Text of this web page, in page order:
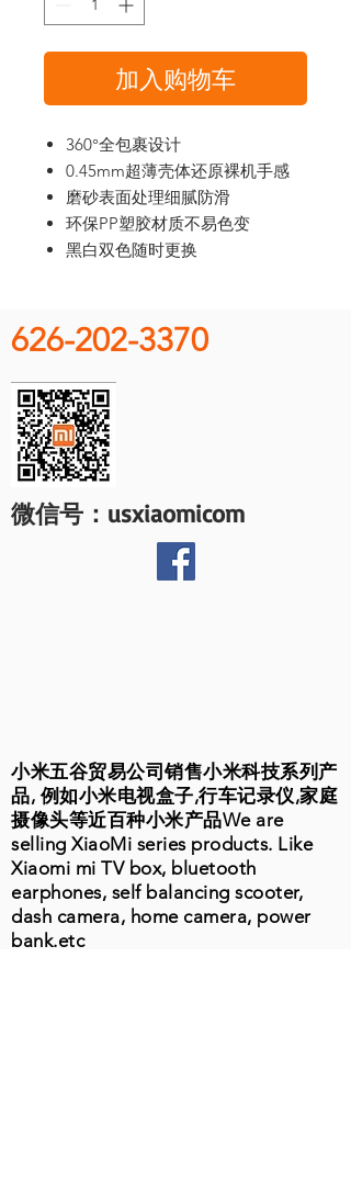
加入购物车
360°全包裹设计
0.45mm超薄壳体还原裸机手感
磨砂表面处理细腻防滑
环保PP塑胶材质不易色变
黑白双色随时更换
626-202-3370
微信号：usxiaomicom
小米五谷贸易公司销售小米科技系列产
品, 例如小米电视盒子,行车记录仪,家庭
摄像头等近百种小米产品We are
selling XiaoMi series products. Like
Xiaomi mi TV box, bluetooth
earphones, self balancing scooter,
dash camera, home camera, power
bank.etc